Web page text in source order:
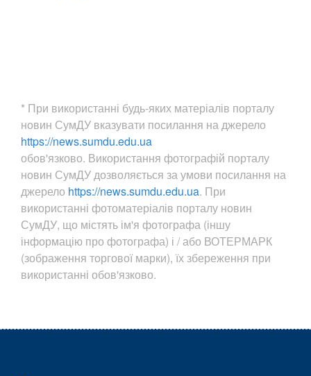
* При використанні будь-яких матеріалів порталу
новин СумДУ вказувати посилання на джерело
https://news.sumdu.edu.ua
обов'язково. Використання фотографій порталу
новин СумДУ дозволяється за умови посилання на
джерело https://news.sumdu.edu.ua. При
використанні фотоматеріалів порталу новин
СумДУ, що містять ім'я фотографа (іншу
інформацію про фотографа) і / або ВОТЕРМАРК
(зображення торгової марки), їх збереження при
використанні обов'язково.